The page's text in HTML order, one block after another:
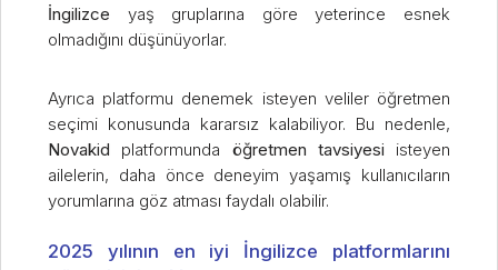
İngilizce yaş gruplarına göre yeterince esnek
olmadığını düşünüyorlar.
Ayrıca platformu denemek isteyen veliler öğretmen
seçimi konusunda kararsız kalabiliyor. Bu nedenle,
Novakid platformunda öğretmen tavsiyesi isteyen
ailelerin, daha önce deneyim yaşamış kullanıcıların
yorumlarına göz atması faydalı olabilir.
2025 yılının en iyi İngilizce platformlarını